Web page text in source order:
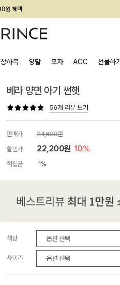
~60% 할인!
원 혜택
하복 양말 모자 ACC 선물하기
베라 양면 아기 썬햇
56개 리뷰 보기
판매가
24,600원
할인가
22,200원 10%
적립금 1%
색상
사이즈